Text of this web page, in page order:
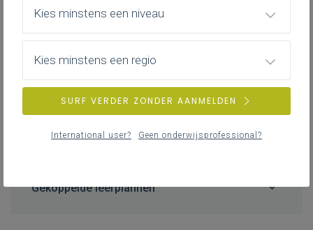
evaluatiebieden een handvat om te
reflecteren over het kwaliteitsvol
evalueren van stages. Vanuit dit
inspiratiedocument dat het gesprek over
de mate waarin de evaluatie van jullie
stage in Verzorgende-Zorgkundige
kwaliteitsvol is, kan ondersteunen.
Gekoppelde leerplannen
Kies minstens een niveau
Kies minstens een regio
SURF VERDER ZONDER AANMELDEN
International user? Geen onderwijsprofessional?